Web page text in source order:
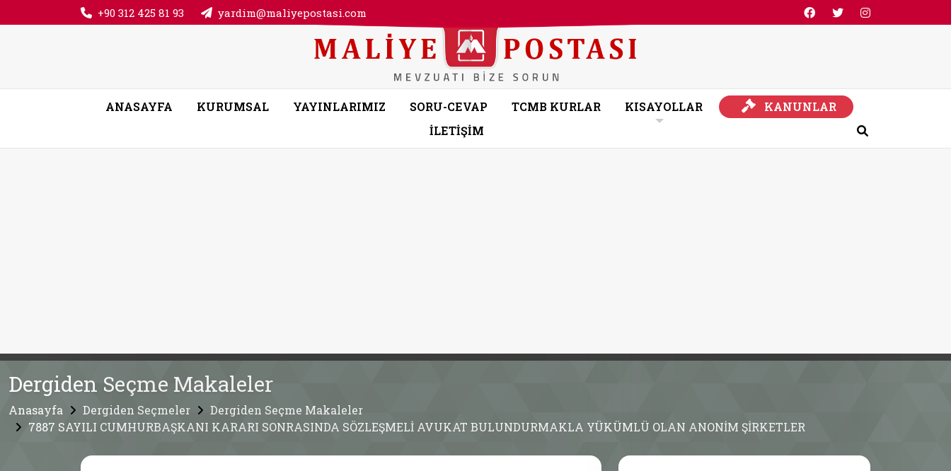
+90 312 425 81 93 yardim@maliyepostasi.com
ANASAYFA KURUMSAL YAYINLARIMIZ SORU-CEVAP TCMB KURLAR KISAYOLLAR KANUNLAR
KANUNLAR
İLETİŞİM
Dergiden Seçme Makaleler
Anasayfa Dergiden Seçmeler
Dergiden Seçme Makaleler
7887 SAYILI CUMHURBAŞKANI KARARI SONRASINDA SÖZLEŞMELİ AVUKAT BULUNDURMAKLA YÜKÜMLÜ OLAN ANONİM ŞİRKETLER